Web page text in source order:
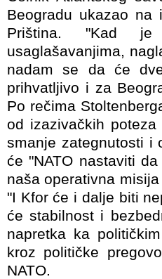
Beogradu ukazao na
Priština. "Kad
usaglašavanjima,
nadam se da će
prihvatljivo i za
Po rečima
od izazivačkih
smanje zategnutosti i
će "NATO nastaviti
naša operativna
"I Kfor će i dalje biti
će stabilnost i
napretka ka
kroz političke
NATO.